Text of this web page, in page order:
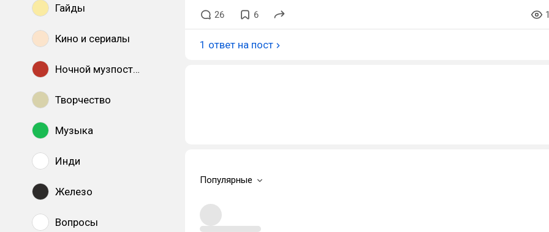
Гайды
Кино и сериалы
Ночной музпостинг
Творчество
Музыка
Инди
Железо
Вопросы
26 6
1 ответ на пост
Популярные